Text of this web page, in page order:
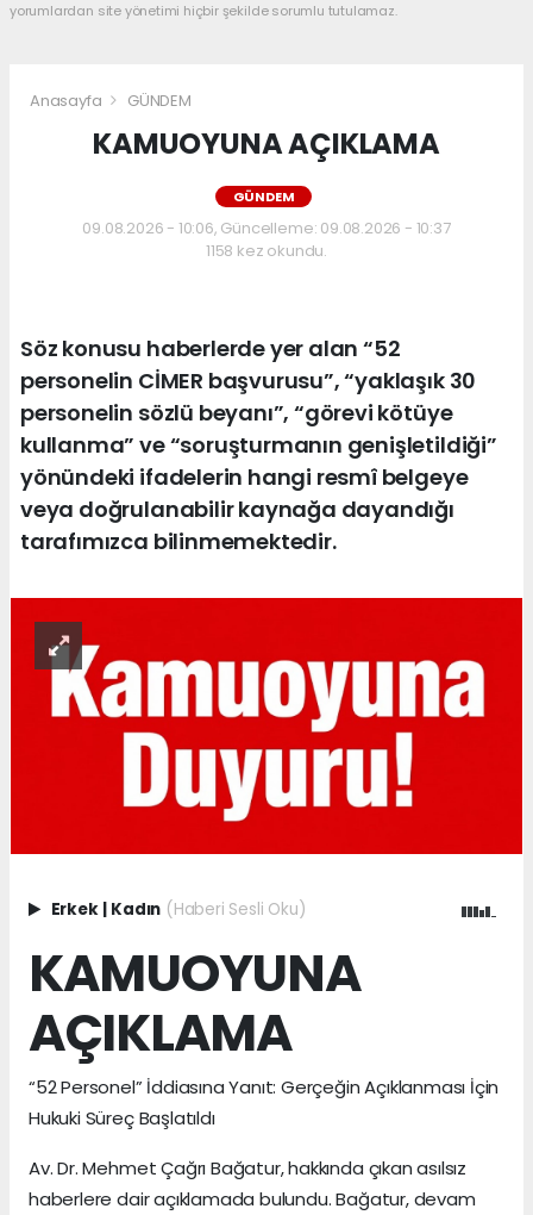
yorumlardan site yönetimi hiçbir şekilde sorumlu tutulamaz.
Anasayfa GÜNDEM
KAMUOYUNA AÇIKLAMA
GÜNDEM
09.08.2026 - 10:06, Güncelleme: 09.08.2026 - 10:37
1158 kez okundu.
Söz konusu haberlerde yer alan “52
personelin CİMER başvurusu”, “yaklaşık 30
personelin sözlü beyanı”, “görevi kötüye
kullanma” ve “soruşturmanın genişletildiği”
yönündeki ifadelerin hangi resmî belgeye
veya doğrulanabilir kaynağa dayandığı
tarafımızca bilinmemektedir.
Erkek Kadın (Haberi Sesli Oku)
KAMUOYUNA
AÇIKLAMA
“52 Personel” İddiasına Yanıt: Gerçeğin Açıklanması İçin
Hukuki Süreç Başlatıldı
Av. Dr. Mehmet Çağrı Bağatur, hakkında çıkan asılsız
haberlere dair açıklamada bulundu. Bağatur, devam